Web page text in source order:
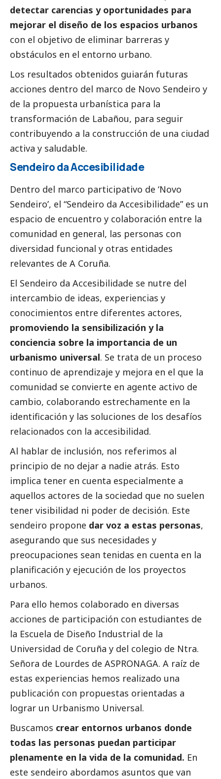
detectar carencias y oportunidades para
mejorar el diseño de los espacios urbanos
con el objetivo de eliminar barreras y
obstáculos en el entorno urbano.
Los resultados obtenidos guiarán futuras
acciones dentro del marco de Novo Sendeiro y
de la propuesta urbanística para la
transformación de Labañou, para seguir
contribuyendo a la construcción de una ciudad
activa y saludable.
Sendeiro da Accesibilidade
Dentro del marco participativo de ‘Novo
Sendeiro’, el “Sendeiro da Accesibilidade” es un
espacio de encuentro y colaboración entre la
comunidad en general, las personas con
diversidad funcional y otras entidades
relevantes de A Coruña.
El Sendeiro da Accesibilidade se nutre del
intercambio de ideas, experiencias y
conocimientos entre diferentes actores,
promoviendo la sensibilización y la
conciencia sobre la importancia de un
urbanismo universal. Se trata de un proceso
continuo de aprendizaje y mejora en el que la
comunidad se convierte en agente activo de
cambio, colaborando estrechamente en la
identificación y las soluciones de los desafíos
relacionados con la accesibilidad.
Al hablar de inclusión, nos referimos al
principio de no dejar a nadie atrás. Esto
implica tener en cuenta especialmente a
aquellos actores de la sociedad que no suelen
tener visibilidad ni poder de decisión. Este
sendeiro propone dar voz a estas personas,
asegurando que sus necesidades y
preocupaciones sean tenidas en cuenta en la
planificación y ejecución de los proyectos
urbanos.
Para ello hemos colaborado en diversas
acciones de participación con estudiantes de
la Escuela de Diseño Industrial de la
Universidad de Coruña y del colegio de Ntra.
Señora de Lourdes de ASPRONAGA. A raíz de
estas experiencias hemos realizado una
publicación con propuestas orientadas a
lograr un Urbanismo Universal.
Buscamos crear entornos urbanos donde
todas las personas puedan participar
plenamente en la vida de la comunidad. En
este sendeiro abordamos asuntos que van